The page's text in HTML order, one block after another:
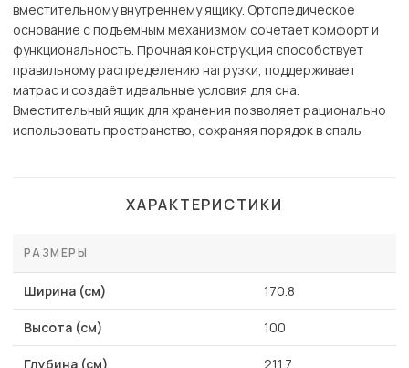
вместительному внутреннему ящику. Ортопедическое
основание с подъёмным механизмом сочетает комфорт и
функциональность. Прочная конструкция способствует
правильному распределению нагрузки, поддерживает
матрас и создаёт идеальные условия для сна.
Вместительный ящик для хранения позволяет рационально
использовать пространство, сохраняя порядок в спаль
ХАРАКТЕРИСТИКИ
РАЗМЕРЫ
Ширина (см) 170.8
Высота (см) 100
Глубина (см) 211.7